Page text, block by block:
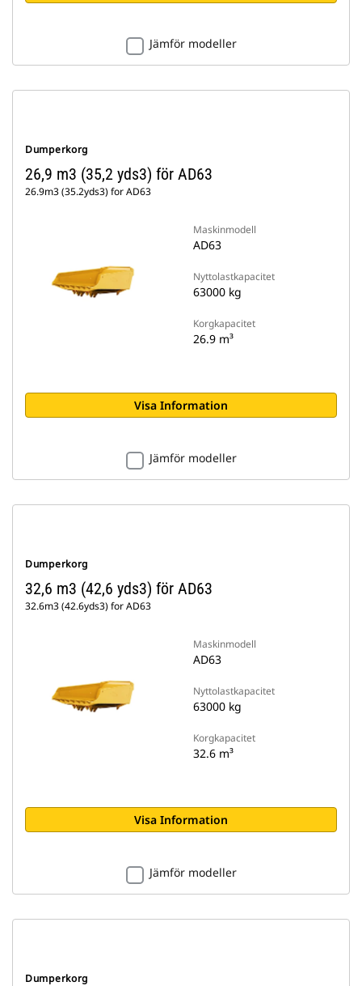
Jämför modeller
Dumperkorg
26,9 m3 (35,2 yds3) för AD63
26.9m3 (35.2yds3) for AD63
Maskinmodell
AD63
Nyttolastkapacitet
63000 kg
Korgkapacitet
26.9 m³
Visa Information
Jämför modeller
Dumperkorg
32,6 m3 (42,6 yds3) för AD63
32.6m3 (42.6yds3) for AD63
Maskinmodell
AD63
Nyttolastkapacitet
63000 kg
Korgkapacitet
32.6 m³
Visa Information
Jämför modeller
Dumperkorg